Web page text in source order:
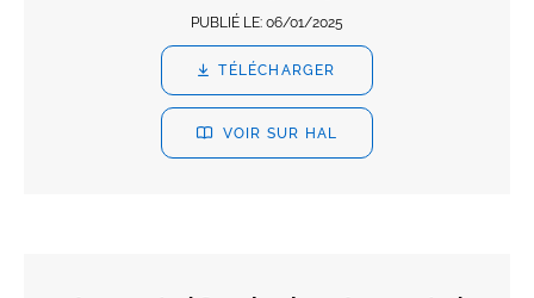
PUBLIÉ LE: 06/01/2025
TÉLÉCHARGER
VOIR SUR HAL